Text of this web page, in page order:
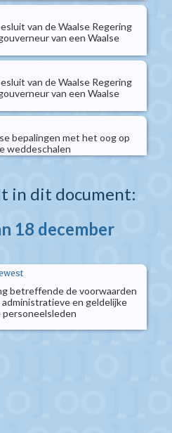
van de Waalse Regering
van een Waalse
van de Waalse Regering
van een Waalse
bepalingen met het oog op
weddeschalen
in dit document:
18 december
betreffende de voorwaarden
en geldelijke